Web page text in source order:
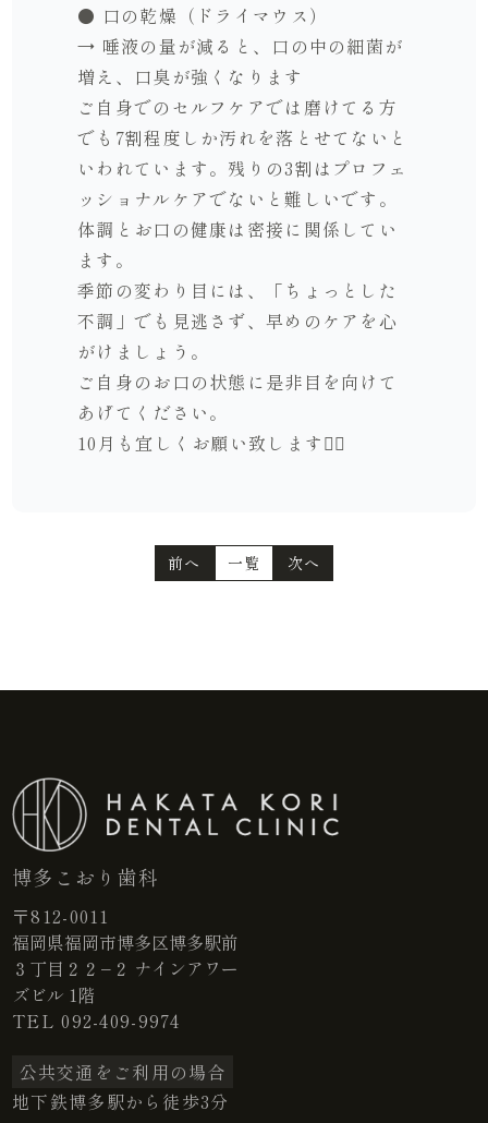
● 口の乾燥（ドライマウス）
→ 唾液の量が減ると、口の中の細菌が
増え、口臭が強くなります
ご自身でのセルフケアでは磨けてる方
でも7割程度しか汚れを落とせてないと
いわれています。残りの3割はプロフェ
ッショナルケアでないと難しいです。
体調とお口の健康は密接に関係してい
ます。
季節の変わり目には、「ちょっとした
不調」でも見逃さず、早めのケアを心
がけましょう。
ご自身のお口の状態に是非目を向けて
あげてください。
10月も宜しくお願い致します🙇‍♂️
前へ 一覧 次へ
博多こおり歯科
〒812-0011
福岡県福岡市博多区博多駅前
３丁目２２−２ ナインアワー
ズビル 1階
TEL092-409-9974
公共交通をご利用の場合
地下鉄博多駅から徒歩3分